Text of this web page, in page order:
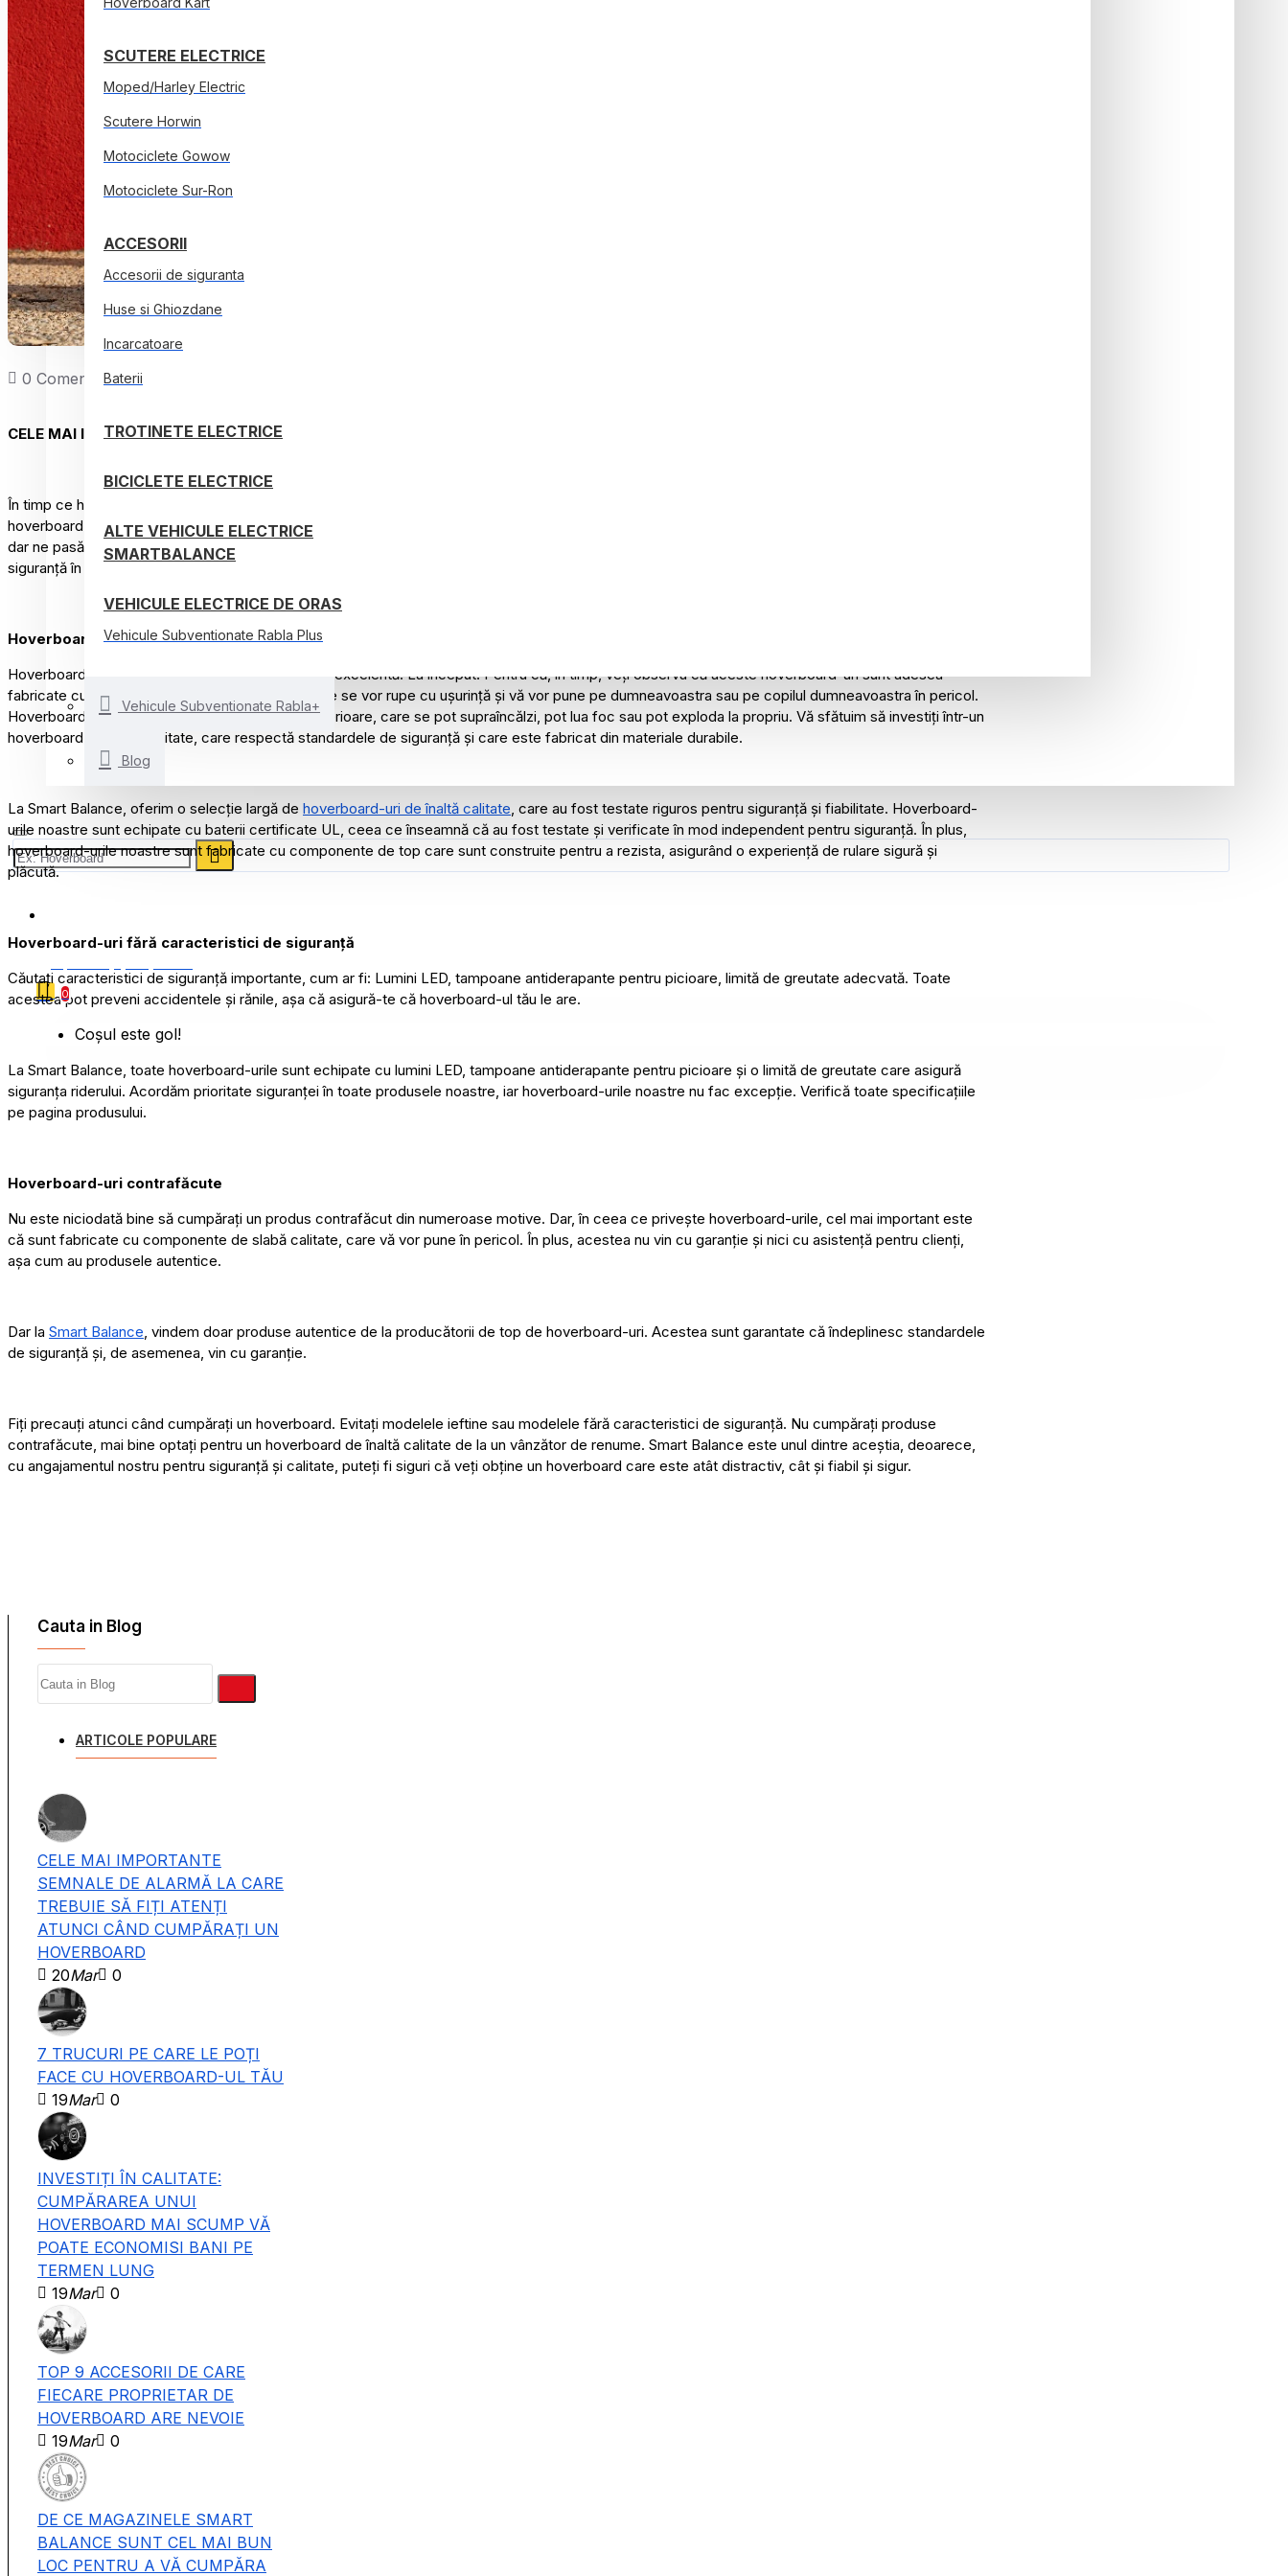
SCUTERE ELECTRICE
Moped/Harley Electric
Scutere Horwin
Motociclete Gowow
Motociclete Sur-Ron
ACCESORII
Accesorii de siguranta
Huse si Ghiozdane
Incarcatoare
Baterii
TROTINETE ELECTRICE
BICICLETE ELECTRICE
ALTE VEHICULE ELECTRICE
SMARTBALANCE
VEHICULE ELECTRICE DE ORAS
Vehicule Subventionate Rabla Plus
Vehicule Subventionate Rabla+
Blog
0
Coșul este gol!
0 Comentarii 5020 Vizualizări
CELE MAI IMPORTANTE SEMNALE DE ALARMĂ LA CARE TREBUIE SĂ FIȚI ATENȚI ATUNCI CÂND CUMPĂRAȚI UN HOVERBOARD
În timp ce hoverboard-urile sunt din ce în ce mai populare și reprezintă o modalitate interesantă de a petrece timp în aer liber, există anumite
hoverboard-uri pe care ar trebui să evitați să le cumpărați. S-ar putea să fie surprinzător să citiți acest lucru pe un site de magazin de hoverboard-uri,
dar ne pasă de clienții noștri și dorim să îi ținem informați, astfel încât să poată lua decizii de cumpărare în cunoștință de cauză și să rămână în
siguranță în timp ce fac hoverboarding.
Hoverboard-uri ieftine
Hoverboard-urile ieftine ar putea părea o afacere excelentă. La început! Pentru că, în timp, veți observa că aceste hoverboard-uri sunt adesea
fabricate cu componente de calitate scăzută care se vor rupe cu ușurință și vă vor pune pe dumneavoastra sau pe copilul dumneavoastra în pericol.
Hoverboard-urile mai ieftine au adesea baterii inferioare, care se pot supraîncălzi, pot lua foc sau pot exploda la propriu. Vă sfătuim să investiți într-un
hoverboard de înaltă calitate, care respectă standardele de siguranță și care este fabricat din materiale durabile.
La Smart Balance, oferim o selecție largă de hoverboard-uri de înaltă calitate, care au fost testate riguros pentru siguranță și fiabilitate. Hoverboard-
urile noastre sunt echipate cu baterii certificate UL, ceea ce înseamnă că au fost testate și verificate în mod independent pentru siguranță. În plus,
hoverboard-urile noastre sunt fabricate cu componente de top care sunt construite pentru a rezista, asigurând o experiență de rulare sigură și
plăcută.
Hoverboard-uri fără caracteristici de siguranță
Căutați caracteristici de siguranță importante, cum ar fi: Lumini LED, tampoane antiderapante pentru picioare, limită de greutate adecvată. Toate
acestea pot preveni accidentele și rănile, așa că asigură-te că hoverboard-ul tău le are.
La Smart Balance, toate hoverboard-urile sunt echipate cu lumini LED, tampoane antiderapante pentru picioare și o limită de greutate care asigură
siguranța riderului. Acordăm prioritate siguranței în toate produsele noastre, iar hoverboard-urile noastre nu fac excepție. Verifică toate specificațiile
pe pagina produsului.
Hoverboard-uri contrafăcute
Nu este niciodată bine să cumpărați un produs contrafăcut din numeroase motive. Dar, în ceea ce privește hoverboard-urile, cel mai important este
că sunt fabricate cu componente de slabă calitate, care vă vor pune în pericol. În plus, acestea nu vin cu garanție și nici cu asistență pentru clienți,
așa cum au produsele autentice.
Dar la Smart Balance, vindem doar produse autentice de la producătorii de top de hoverboard-uri. Acestea sunt garantate că îndeplinesc standardele
de siguranță și, de asemenea, vin cu garanție.
Fiți precauți atunci când cumpărați un hoverboard. Evitați modelele ieftine sau modelele fără caracteristici de siguranță. Nu cumpărați produse
contrafăcute, mai bine optați pentru un hoverboard de înaltă calitate de la un vânzător de renume. Smart Balance este unul dintre aceștia, deoarece,
cu angajamentul nostru pentru siguranță și calitate, puteți fi siguri că veți obține un hoverboard care este atât distractiv, cât și fiabil și sigur.
Cauta in Blog
ARTICOLE POPULARE
CELE MAI IMPORTANTE
SEMNALE DE ALARMĂ LA CARE
TREBUIE SĂ FIȚI ATENȚI
ATUNCI CÂND CUMPĂRAȚI UN
HOVERBOARD
20Mar 0
7 TRUCURI PE CARE LE POȚI
FACE CU HOVERBOARD-UL TĂU
19Mar 0
INVESTIȚI ÎN CALITATE:
CUMPĂRAREA UNUI
HOVERBOARD MAI SCUMP VĂ
POATE ECONOMISI BANI PE
TERMEN LUNG
19Mar 0
TOP 9 ACCESORII DE CARE
FIECARE PROPRIETAR DE
HOVERBOARD ARE NEVOIE
19Mar 0
DE CE MAGAZINELE SMART
BALANCE SUNT CEL MAI BUN
LOC PENTRU A VĂ CUMPĂRA